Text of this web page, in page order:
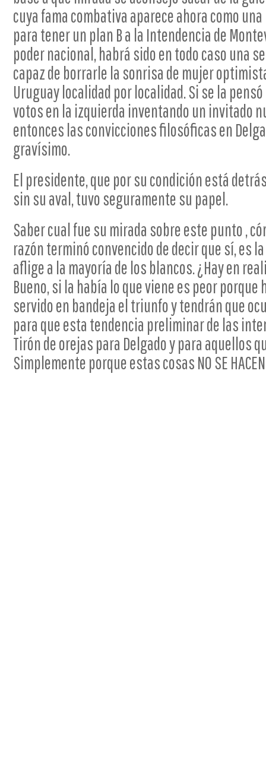
cuya fama combativa aparece ahora como
para tener un plan B a la Intendencia de
poder nacional, habrá sido en todo caso una
capaz de borrarle la sonrisa de mujer
Uruguay localidad por localidad. Si se la
votos en la izquierda inventando un invitado
entonces las convicciones filosóficas en
gravísimo.
El presidente, que por su condición está
sin su aval, tuvo seguramente su papel.
Saber cual fue su mirada sobre este punto ,
razón terminó convencido de decir que sí, es
aflige a la mayoría de los blancos. ¿Hay en
Bueno, si la había lo que viene es peor porque
servido en bandeja el triunfo y tendrán que
para que esta tendencia preliminar de las
Tirón de orejas para Delgado y para aquellos
Simplemente porque estas cosas NO SE